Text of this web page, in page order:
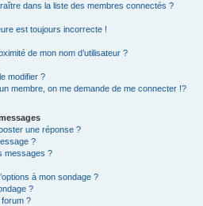
dans la liste des membres connectés ?
est toujours incorrecte !
de mon nom d’utilisateur ?
modifier ?
membre, on me demande de me connecter !?
une réponse ?
?
messages ?
à mon sondage ?
?
?